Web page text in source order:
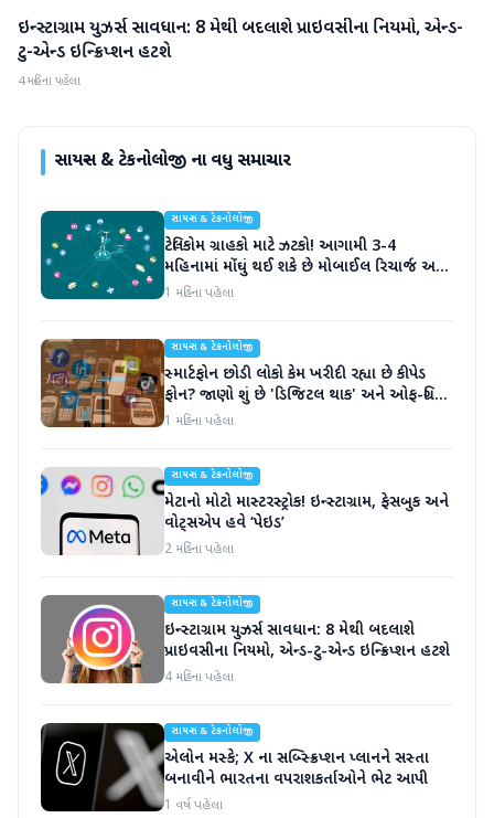
સાયન્સ & ટેકનોલોજી
ઇન્સ્ટાગ્રામ યુઝર્સ સાવધાન: 8 મેથી બદલાશે પ્રાઇવસીના નિયમો, એન્ડ-
ટુ-એન્ડ ઇન્ક્રિપ્શન હટશે
4 મહિના પહેલા
સાયન્સ & ટેકનોલોજી ના વધુ સમાચાર
સાયન્સ & ટેકનોલોજી
ટેલિકોમ ગ્રાહકો માટે ઝટકો! આગામી 3-4
મહિનામાં મોંઘું થઈ શકે છે મોબાઈલ રિચાર્જ અને
ડેટા પ્લાન
1 મહિના પહેલા
સાયન્સ & ટેકનોલોજી
સ્માર્ટફોન છોડી લોકો કેમ ખરીદી રહ્યા છે કીપેડ
ફોન? જાણો શું છે 'ડિજિટલ થાક' અને ઓફ-ગ્રિડ
હોલિડે
1 મહિના પહેલા
સાયન્સ & ટેકનોલોજી
મેટાનો મોટો માસ્ટરસ્ટ્રોક! ઇન્સ્ટાગ્રામ, ફેસબુક અને
વોટ્સએપ હવે ‘પેઇડ’
2 મહિના પહેલા
સાયન્સ & ટેકનોલોજી
ઇન્સ્ટાગ્રામ યુઝર્સ સાવધાન: 8 મેથી બદલાશે
પ્રાઇવસીના નિયમો, એન્ડ-ટુ-એન્ડ ઇન્ક્રિપ્શન હટશે
4 મહિના પહેલા
સાયન્સ & ટેકનોલોજી
એલોન મસ્કે; X ના સબ્સ્ક્રિપ્શન પ્લાનને સસ્તા
બનાવીને ભારતના વપરાશકર્તાઓને ભેટ આપી
1 વર્ષ પહેલા